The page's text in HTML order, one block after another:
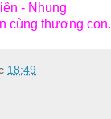
- Nhung
cùng thương con.
18:49